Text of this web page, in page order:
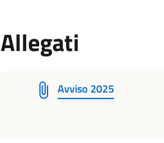
Allegati
Avviso 2025